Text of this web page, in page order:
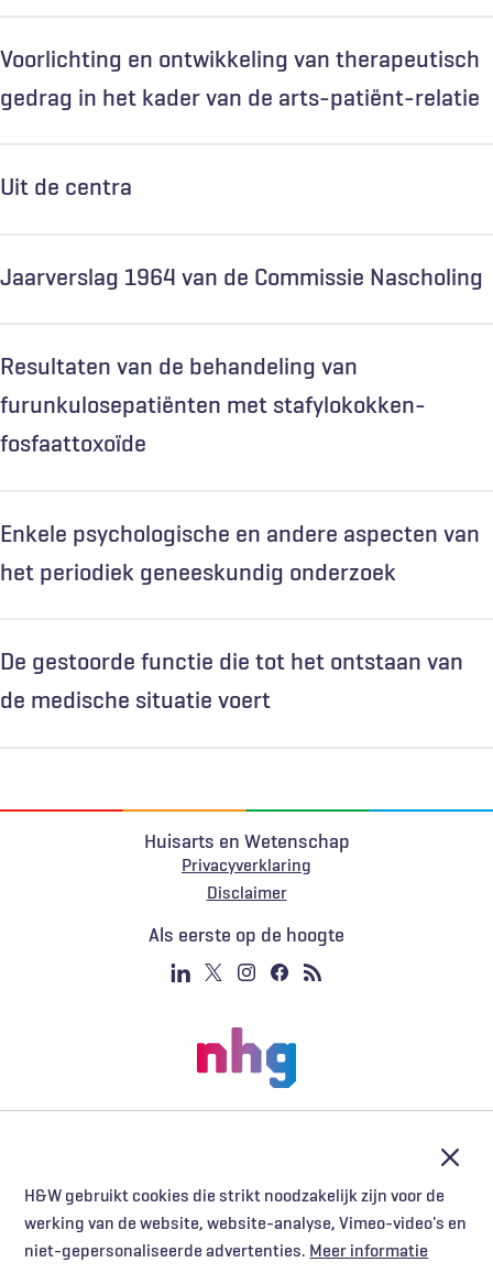
H&W gebruikt cookies die strikt noodzakelijk zijn voor de
werking van de website, website-analyse, Vimeo-video's en
niet-gepersonaliseerde advertenties. Meer informatie
Voorlichting en ontwikkeling van therapeutisch
gedrag in het kader van de arts-patiënt-relatie
Uit de centra
Jaarverslag 1964 van de Commissie Nascholing
Resultaten van de behandeling van
furunkulosepatiënten met stafylokokken-
fosfaattoxoïde
Enkele psychologische en andere aspecten van
het periodiek geneeskundig onderzoek
De gestoorde functie die tot het ontstaan van
de medische situatie voert
Huisarts en Wetenschap
Privacyverklaring
Voet
Disclaimer
Als eerste op de hoogte